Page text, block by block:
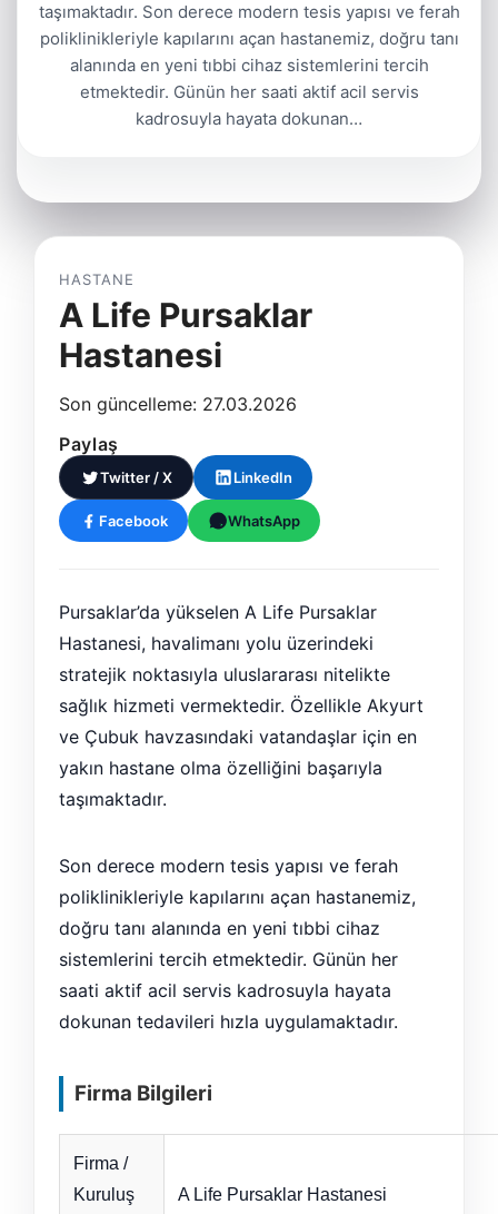
taşımaktadır. Son derece modern tesis yapısı ve ferah
poliklinikleriyle kapılarını açan hastanemiz, doğru tanı
alanında en yeni tıbbi cihaz sistemlerini tercih
etmektedir. Günün her saati aktif acil servis
kadrosuyla hayata dokunan…
HASTANE
A Life Pursaklar
Hastanesi
Son güncelleme: 27.03.2026
Paylaş
Twitter / X LinkedIn
Facebook WhatsApp
Pursaklar’da yükselen A Life Pursaklar
Hastanesi, havalimanı yolu üzerindeki
stratejik noktasıyla uluslararası nitelikte
sağlık hizmeti vermektedir. Özellikle Akyurt
ve Çubuk havzasındaki vatandaşlar için en
yakın hastane olma özelliğini başarıyla
taşımaktadır.
Son derece modern tesis yapısı ve ferah
poliklinikleriyle kapılarını açan hastanemiz,
doğru tanı alanında en yeni tıbbi cihaz
sistemlerini tercih etmektedir. Günün her
saati aktif acil servis kadrosuyla hayata
dokunan tedavileri hızla uygulamaktadır.
Firma Bilgileri
Firma /
Kuruluş
A Life Pursaklar Hastanesi